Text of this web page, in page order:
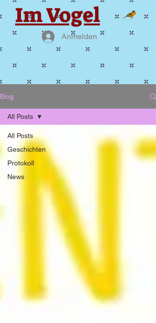
Im Vogel
Anmelden
Blog
All Posts
Geschichten
Protokoll
News
All Posts